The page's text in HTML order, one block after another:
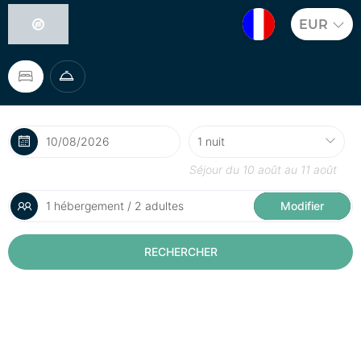
EUR
Séjour du 10 août au 11 août
1 hébergement / 2 adultes Modifier